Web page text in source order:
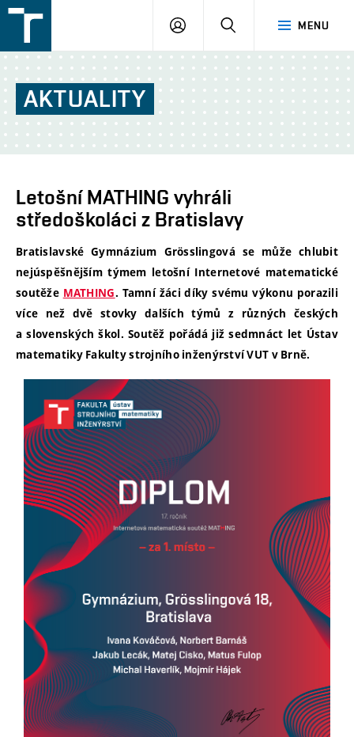
v
Brně
MENU
PŘIHLÁŠENÍ
AKTUALITY
Letošní MATHING vyhráli
středoškoláci z Bratislavy
Bratislavské Gymnázium Grösslingová se může chlubit
nejúspěšnějším týmem letošní Internetové matematické
soutěže MATHING. Tamní žáci díky svému výkonu porazili
více než dvě stovky dalších týmů z různých českých
a slovenských škol. Soutěž pořádá již sedmnáct let Ústav
matematiky Fakulty strojního inženýrství VUT v Brně.